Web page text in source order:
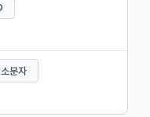
소분자